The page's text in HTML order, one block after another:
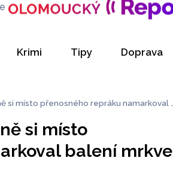
Krimi Tipy Doprava
si místo přenosného repráku namarkoval b
si místo
balení mrkve